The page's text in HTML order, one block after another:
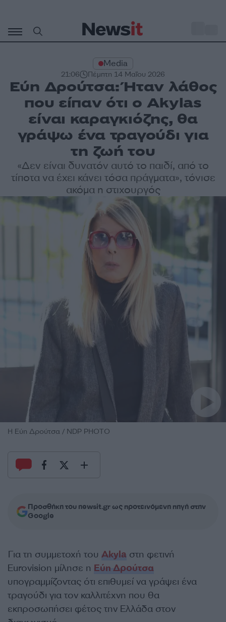
περιεχόμενο
Media
21:06 Πέμπτη 14 Μαΐου 2026
Εύη Δρούτσα: Ήταν λάθος
που είπαν ότι ο Αkylas
είναι καραγκιόζης, θα
γράψω ένα τραγούδι για
τη ζωή του
«Δεν είναι δυνατόν αυτό το παιδί, από το
τίποτα να έχει κάνει τόσα πράγματα», τόνισε
ακόμα η στιχουργός
H Εύη Δρούτσα / NDP PHOTO
Προσθήκη του newsit.gr ως προτεινόμενη πηγή στην
Google
Για τη συμμετοχή του Akyla στη φετινή
Eurovision μίλησε η Εύη Δρούτσα
υπογραμμίζοντας ότι επιθυμεί να γράψει ένα
τραγούδι για τον καλλιτέχνη που θα
εκπροσωπήσει φέτος την Ελλάδα στον